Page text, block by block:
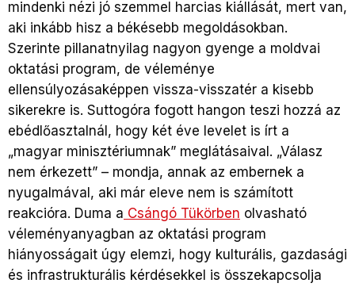
mindenki nézi jó szemmel harcias kiállását, mert van,
aki inkább hisz a békésebb megoldásokban.
Szerinte pillanatnyilag nagyon gyenge a moldvai
oktatási program, de véleménye
ellensúlyozásaképpen vissza-visszatér a kisebb
sikerekre is. Suttogóra fogott hangon teszi hozzá az
ebédlőasztalnál, hogy két éve levelet is írt a
„magyar minisztériumnak” meglátásaival. „Válasz
nem érkezett” – mondja, annak az embernek a
nyugalmával, aki már eleve nem is számított
reakcióra. Duma a Csángó Tükörben olvasható
véleményanyagban az oktatási program
hiányosságait úgy elemzi, hogy kulturális, gazdasági
és infrastrukturális kérdésekkel is összekapcsolja